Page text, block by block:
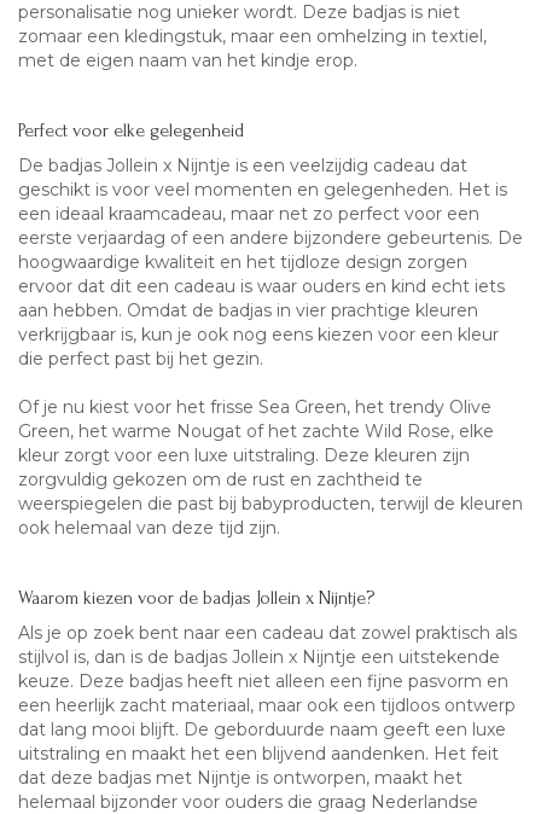
personalisatie nog unieker wordt. Deze badjas is niet
zomaar een kledingstuk, maar een omhelzing in textiel,
met de eigen naam van het kindje erop.
Perfect voor elke gelegenheid
De badjas Jollein x Nijntje is een veelzijdig cadeau dat
geschikt is voor veel momenten en gelegenheden. Het is
een ideaal kraamcadeau, maar net zo perfect voor een
eerste verjaardag of een andere bijzondere gebeurtenis. De
hoogwaardige kwaliteit en het tijdloze design zorgen
ervoor dat dit een cadeau is waar ouders en kind echt iets
aan hebben. Omdat de badjas in vier prachtige kleuren
verkrijgbaar is, kun je ook nog eens kiezen voor een kleur
die perfect past bij het gezin.
Of je nu kiest voor het frisse Sea Green, het trendy Olive
Green, het warme Nougat of het zachte Wild Rose, elke
kleur zorgt voor een luxe uitstraling. Deze kleuren zijn
zorgvuldig gekozen om de rust en zachtheid te
weerspiegelen die past bij babyproducten, terwijl de kleuren
ook helemaal van deze tijd zijn.
Waarom kiezen voor de badjas Jollein x Nijntje?
Als je op zoek bent naar een cadeau dat zowel praktisch als
stijlvol is, dan is de badjas Jollein x Nijntje een uitstekende
keuze. Deze badjas heeft niet alleen een fijne pasvorm en
een heerlijk zacht materiaal, maar ook een tijdloos ontwerp
dat lang mooi blijft. De geborduurde naam geeft een luxe
uitstraling en maakt het een blijvend aandenken. Het feit
dat deze badjas met Nijntje is ontworpen, maakt het
helemaal bijzonder voor ouders die graag Nederlandse